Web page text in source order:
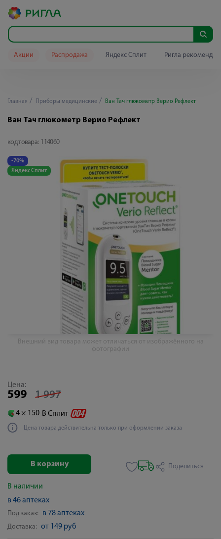
Акции Распродажа Яндекс Сплит Ригла
Главная Приборы медицинские Ван Тач глюкометр Верио Рефлект
Ван Тач глюкометр Верио Рефлект
код товара: 114060
-70%
Яндекс Сплит
Внешний вид товара может отличаться от изображённого на
фотографии
Цена:
599 1 997
4 × 150 В Сплит
Цена товара действительна только при оформлении заказа
В корзину Поделиться
В наличии
в 46 аптеках
Под заказ: в 78 аптеках
Доставка: от 149 руб